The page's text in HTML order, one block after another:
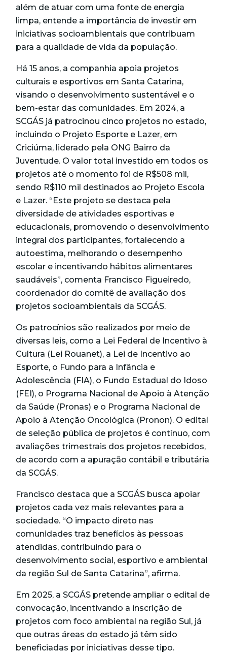
além de atuar com uma fonte de energia
limpa, entende a importância de investir em
iniciativas socioambientais que contribuam
para a qualidade de vida da população.
Há 15 anos, a companhia apoia projetos
culturais e esportivos em Santa Catarina,
visando o desenvolvimento sustentável e o
bem-estar das comunidades. Em 2024, a
SCGÁS já patrocinou cinco projetos no estado,
incluindo o Projeto Esporte e Lazer, em
Criciúma, liderado pela ONG Bairro da
Juventude. O valor total investido em todos os
projetos até o momento foi de R$508 mil,
sendo R$110 mil destinados ao Projeto Escola
e Lazer. “Este projeto se destaca pela
diversidade de atividades esportivas e
educacionais, promovendo o desenvolvimento
integral dos participantes, fortalecendo a
autoestima, melhorando o desempenho
escolar e incentivando hábitos alimentares
saudáveis”, comenta Francisco Figueiredo,
coordenador do comitê de avaliação dos
projetos socioambientais da SCGÁS.
Os patrocínios são realizados por meio de
diversas leis, como a Lei Federal de Incentivo à
Cultura (Lei Rouanet), a Lei de Incentivo ao
Esporte, o Fundo para a Infância e
Adolescência (FIA), o Fundo Estadual do Idoso
(FEI), o Programa Nacional de Apoio à Atenção
da Saúde (Pronas) e o Programa Nacional de
Apoio à Atenção Oncológica (Pronon). O edital
de seleção pública de projetos é contínuo, com
avaliações trimestrais dos projetos recebidos,
de acordo com a apuração contábil e tributária
da SCGÁS.
Francisco destaca que a SCGÁS busca apoiar
projetos cada vez mais relevantes para a
sociedade. “O impacto direto nas
comunidades traz benefícios às pessoas
atendidas, contribuindo para o
desenvolvimento social, esportivo e ambiental
da região Sul de Santa Catarina”, afirma.
Em 2025, a SCGÁS pretende ampliar o edital de
convocação, incentivando a inscrição de
projetos com foco ambiental na região Sul, já
que outras áreas do estado já têm sido
beneficiadas por iniciativas desse tipo.